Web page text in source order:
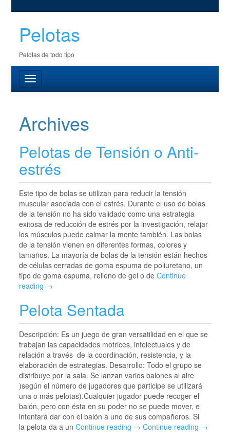
Pelotas
Pelotas de todo tipo
Archives
Pelotas de Tensión o Anti-
estrés
Este tipo de bolas se utilizan para reducir la tensión
muscular asociada con el estrés. Durante el uso de bolas
de la tensión no ha sido validado como una estrategia
exitosa de reducción de estrés por la investigación, relajar
los músculos puede calmar la mente también. Las bolas
de la tensión vienen en diferentes formas, colores y
tamaños. La mayoría de bolas de la tensión están hechos
de células cerradas de goma espuma de poliuretano, un
tipo de goma espuma, relleno de gel o deContinue
reading →
Pelota Sentada
Descripción: Es un juego de gran versatilidad en el que se
trabajan las capacidades motrices, intelectuales y de
relación a través de la coordinación, resistencia, y la
elaboración de estrategias. Desarrollo: Todo el grupo se
distribuye por la sala. Se lanzan varios balones al aire
)según el número de jugadores que participe se utilizará
una o más pelotas).Cualquier jugador puede recoger el
balón, pero con ésta en su poder no se puede mover, e
intentará dar con el balón a uno de sus compañeros. Si
la pelota da a unContinue reading → Continue reading →